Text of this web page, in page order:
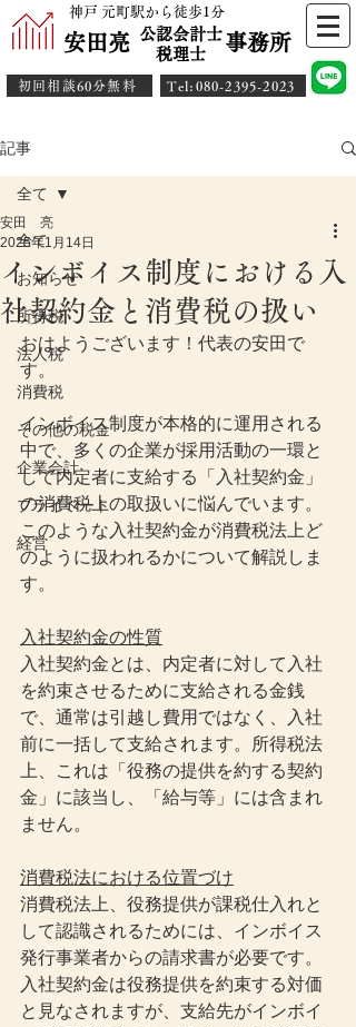
神戸 元町駅から徒歩1分
安田亮 事務所
公認会計士
​税理士
初回相談60分無料 ​Tel:080-2395-2023
記事
全て
お知らせ
所得税
法人税
消費税
その他の税金
企業会計
プライベート
経営
全て
インボイス制度における入
社契約金と消費税の扱い
安田 亮
2025年1月14日
おはようございます！代表の安田で
す。
インボイス制度が本格的に運用される
中で、多くの企業が採用活動の一環と
して内定者に支給する「入社契約金」
の消費税上の取扱いに悩んでいます。
このような入社契約金が消費税法上ど
のように扱われるかについて解説しま
す。
入社契約金の性質
入社契約金とは、内定者に対して入社
を約束させるために支給される金銭
で、通常は引越し費用ではなく、入社
前に一括して支給されます。所得税法
上、これは「役務の提供を約する契約
金」に該当し、「給与等」には含まれ
ません。
消費税法における位置づけ
消費税法上、役務提供が課税仕入れと
して認識されるためには、インボイス
発行事業者からの請求書が必要です。
入社契約金は役務提供を約束する対価
と見なされますが、支給先がインボイ